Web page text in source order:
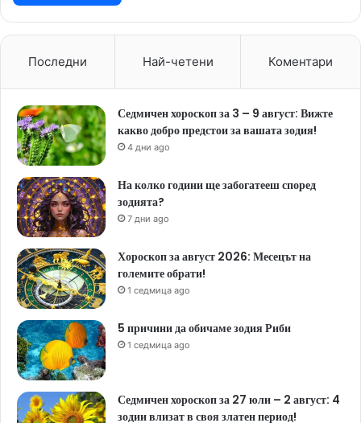
Последни Най-четени Коментари
Седмичен хороскоп за 3 – 9 август: Вижте
какво добро предстои за вашата зодия!
4 дни ago
На колко години ще забогатееш според
зодията?
7 дни ago
Хороскоп за август 2026: Месецът на
големите обрати!
1 седмица ago
5 причини да обичаме зодия Риби
1 седмица ago
Седмичен хороскоп за 27 юли – 2 август: 4
зодии влизат в своя златен период!